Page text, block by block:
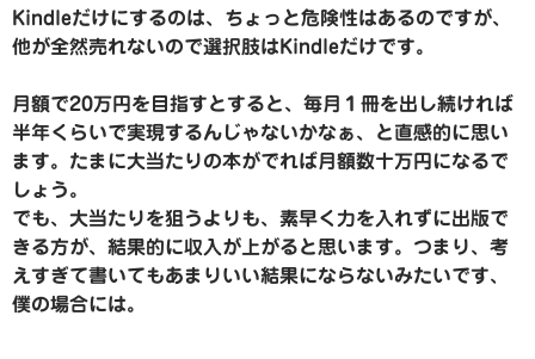
Kindleだけにするのは、ちょっと危険性はあるのですが、
他が全然売れないので選択肢はKindleだけです。
月額で20万円を目指すとすると、毎月１冊を出し続ければ
半年くらいで実現するんじゃないかなぁ、と直感的に思い
ます。たまに大当たりの本がでれば月額数十万円になるで
しょう。
でも、大当たりを狙うよりも、素早く力を入れずに出版で
きる方が、結果的に収入が上がると思います。つまり、考
えすぎて書いてもあまりいい結果にならないみたいです、
僕の場合には。